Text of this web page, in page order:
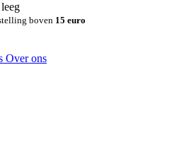
boven 15 euro
Over ons